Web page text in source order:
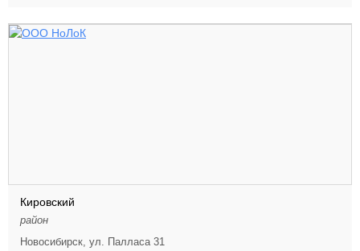
Кировский
район
Новосибирск, ул. Палласа 31